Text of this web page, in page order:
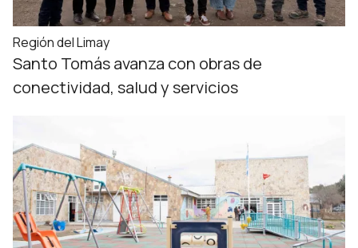
Región del Limay
Santo Tomás avanza con obras de
conectividad, salud y servicios